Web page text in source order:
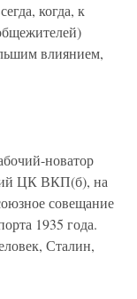
когда, к
влиянием,
новатор
ЦК ВКП(б), на
совещание
1935 года.
Сталин,